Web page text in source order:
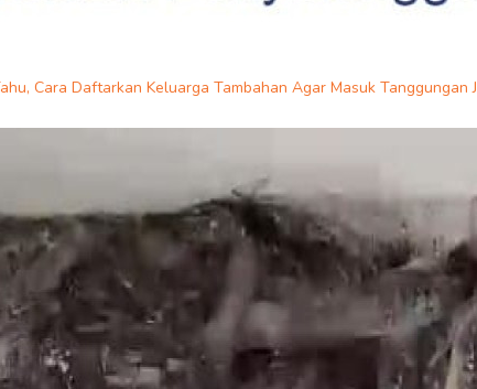
Cara Daftarkan Keluarga Tambahan Agar Masuk Tanggungan